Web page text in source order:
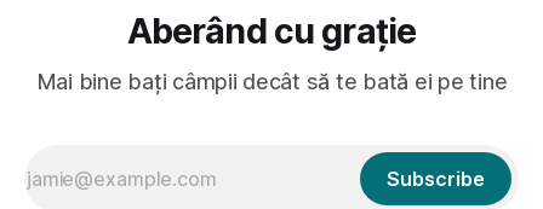
Aberând cu grație
Mai bine bați câmpii decât să te bată ei pe tine
Subscribe